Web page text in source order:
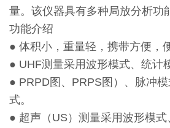
量。该仪器具有多种局放分析功
功能介绍
● 体积小，重量轻，携带方便，
● UHF测量采用波形模式、统计
● PRPD图、PRPS图）、脉冲
式。
● 超声（US）测量采用波形模式